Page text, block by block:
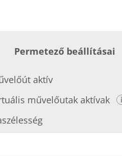
Permetező beállításai
aktív
művelőutak aktívak